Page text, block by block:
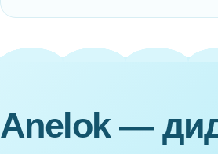
Anelok —